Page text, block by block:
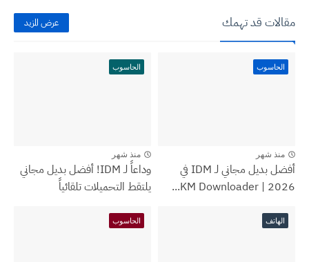
مقالات قد تهمك عرض المزيد
الحاسوب
منذ شهر
أفضل بديل مجاني لـ IDM في
2026 | KM Downloader...
الحاسوب
منذ شهر
وداعاً لـ IDM! أفضل بديل مجاني
يلتقط التحميلات تلقائياً
الهاتف الحاسوب